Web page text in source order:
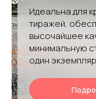
Идеальна для
тиражей,
высочайшее
минимальную
один